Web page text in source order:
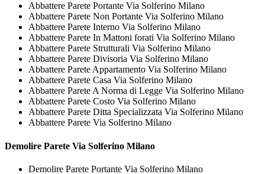
Abbattere Parete Portante Via Solferino Milano
Abbattere Parete Non Portante Via Solferino Milano
Abbattere Parete Interno Via Solferino Milano
Abbattere Parete In Mattoni forati Via Solferino Milano
Abbattere Parete Strutturali Via Solferino Milano
Abbattere Parete Divisoria Via Solferino Milano
Abbattere Parete Appartamento Via Solferino Milano
Abbattere Parete Casa Via Solferino Milano
Abbattere Parete A Norma di Legge Via Solferino Milano
Abbattere Parete Costo Via Solferino Milano
Abbattere Parete Ditta Specializzata Via Solferino Milano
Abbattere Parete Via Solferino Milano
Demolire Parete Via Solferino Milano
Demolire Parete Portante Via Solferino Milano